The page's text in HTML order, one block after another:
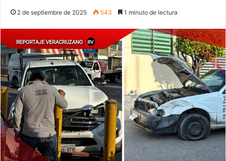
2 de septiembre de 2025 543 1 minuto de lectura